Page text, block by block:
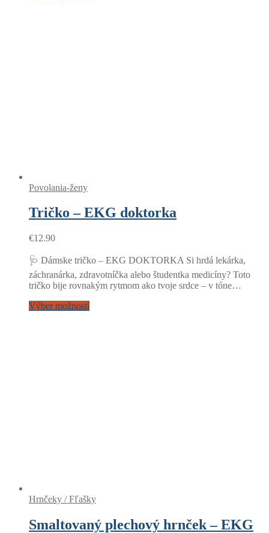
Povolania-ženy
Tričko – EKG doktorka
€12.90
🩺 Dámske tričko – EKG DOKTORKA Si hrdá lekárka,
záchranárka, zdravotníčka alebo študentka medicíny? Toto
tričko bije rovnakým rytmom ako tvoje srdce – v tóne…
Výber možností
Hrnčeky / Fľašky
Smaltovaný plechový hrnček – EKG